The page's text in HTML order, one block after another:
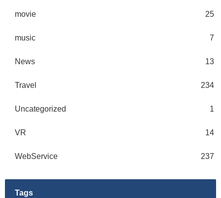
movie 25
music 7
News 13
Travel 234
Uncategorized 1
VR 14
WebService 237
Tags